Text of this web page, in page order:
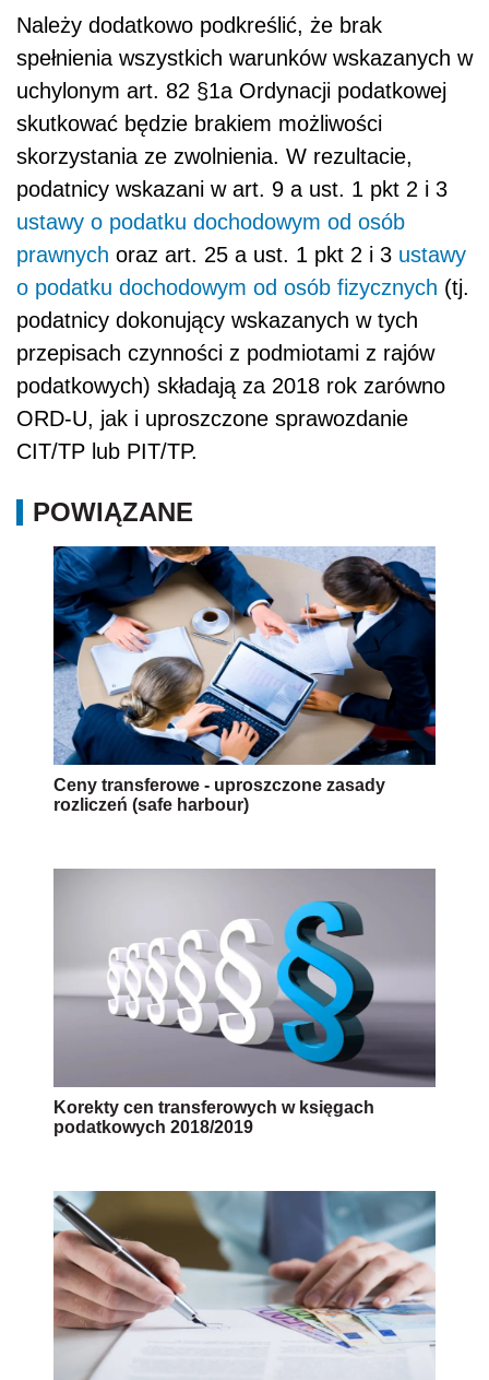
Należy dodatkowo podkreślić, że brak
spełnienia wszystkich warunków wskazanych w
uchylonym art. 82 §1a Ordynacji podatkowej
skutkować będzie brakiem możliwości
skorzystania ze zwolnienia. W rezultacie,
podatnicy wskazani w art. 9 a ust. 1 pkt 2 i 3
ustawy o podatku dochodowym od osób
prawnych oraz art. 25 a ust. 1 pkt 2 i 3 ustawy
o podatku dochodowym od osób fizycznych (tj.
podatnicy dokonujący wskazanych w tych
przepisach czynności z podmiotami z rajów
podatkowych) składają za 2018 rok zarówno
ORD-U, jak i uproszczone sprawozdanie
CIT/TP lub PIT/TP.
POWIĄZANE
Ceny transferowe - uproszczone zasady
rozliczeń (safe harbour)
Korekty cen transferowych w księgach
podatkowych 2018/2019